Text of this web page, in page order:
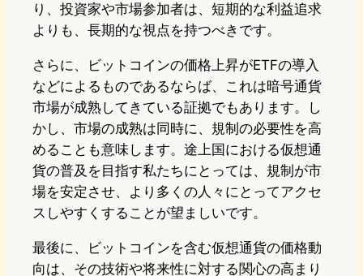
り、投資家や市場参加者は、短期的な利益追求
よりも、長期的な視点を持つべきです。
さらに、ビットコインの価格上昇がETFの導入
などによるものであるならば、これは暗号通貨
市場が成熟してきている証拠でもあります。し
かし、市場の成熟は同時に、規制の必要性を高
めることも意味します。途上国における仮想通
貨の普及を目指す私たちにとっては、規制が市
場を安定させ、より多くの人々にとってアクセ
スしやすくすることが望ましいです。
最後に、ビットコインを含む仮想通貨の価格動
向は、その技術や将来性に対する関心の高まり